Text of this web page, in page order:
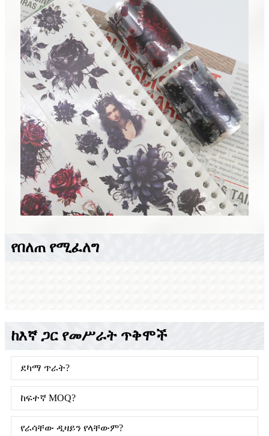
የበለጠ የሚፈለግ
ከእኛ ጋር የመሥራት ጥቅሞች
ደካማ ጥራት?
ከፍተኛ MOQ?
የራሳቸው ዲዛይን የላቸውም?